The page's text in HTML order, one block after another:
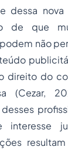
dessa
de que
não
direito do
(Cezar,